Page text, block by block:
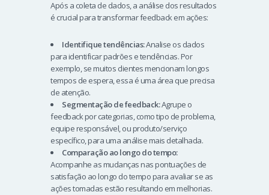
Após a coleta de dados, a análise dos resultados
é crucial para transformar feedback em ações:
Identifique tendências:Analise os dados
para identificar padrões e tendências. Por
exemplo, se muitos clientes mencionam longos
tempos de espera, essa é uma área que precisa
de atenção.
Segmentação de feedback:Agrupe o
feedback por categorias, como tipo de problema,
equipe responsável, ou produto/serviço
específico, para uma análise mais detalhada.
Comparação ao longo do tempo:
Acompanhe as mudanças nas pontuações de
satisfação ao longo do tempo para avaliar se as
ações tomadas estão resultando em melhorias.